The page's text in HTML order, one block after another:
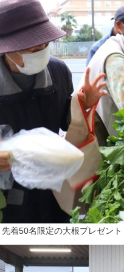
着50名限定の大根プレゼント